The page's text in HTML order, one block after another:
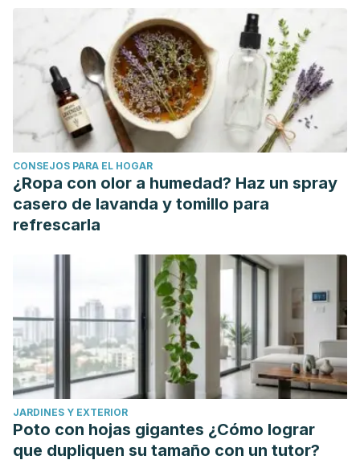
luz de la tradición y su valor prospectivo.CIENCIA ergo-
sum, Revista Científica Multidisciplinaria de
Prospectiva ,18(3), 275-282. Disponible en:
https://www.redalyc.org/articulo.oa?id=10420073009
Enciclopedia Humanidades. (s.f.). Pienso, luego existo.
Consultado el 20 de febrero de 2023. Disponible en:
https://humanidades.com/pienso-luego-existo/
Enciclopedia de Filosofía de Stanford. (s.f.).
Descartes.
Consultado el 10 mayo de 2022. Disponible en:
https://plato.stanford.edu/entries/descartes/
desde la perspectiva del conocimiento. Universitas
Philosophica, 25(50): 41-61. Disponible en:
https://www.redalyc.org/articulo.oa?id=409534414003
Xiol, J.(2015).
Descartes, un filosofo más allá de toda duda.
Batiscafo.Disponible en:
https://revistas.ucm.es/index.php/ASEM/article/view/56842
CONSEJOS PARA EL HOGAR
¿Ropa con olor a humedad? Haz un spray
casero de lavanda y tomillo para
refrescarla
JARDINES Y EXTERIOR
Poto con hojas gigantes ¿Cómo lograr
que dupliquen su tamaño con un tutor?